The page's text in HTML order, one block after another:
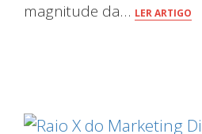
magnitude da… LER ARTIGO